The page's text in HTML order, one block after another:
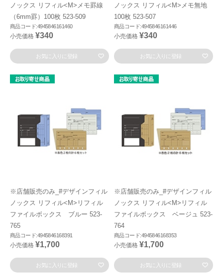
ノックス リフィル<M>メモ罫線
（6mm罫）100枚 523-509
商品コード:4945846161460
小売価格 ¥340
お気に入りに登録
ノックス リフィル<M>メモ無地
100枚 523-507
商品コード:4945846161446
小売価格 ¥340
お気に入りに登録
※店舗販売のみ_#デザインフィル
ノックス リフィル<M>リフィル
ファイルボックス ブルー 523-
765
商品コード:4945846168391
小売価格 ¥1,700
お気に入りに登録
※店舗販売のみ_#デザインフィル
ノックス リフィル<M>リフィル
ファイルボックス ベージュ 523-
764
商品コード:4945846168353
小売価格 ¥1,700
お気に入りに登録